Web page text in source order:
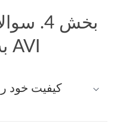
بخش 4.
تبدیل DV به AVI